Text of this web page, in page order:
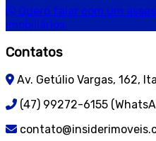
Quero falar com um
imobiliários.
Contatos
Av. Getúlio Vargas, 162,
(47) 99272-6155